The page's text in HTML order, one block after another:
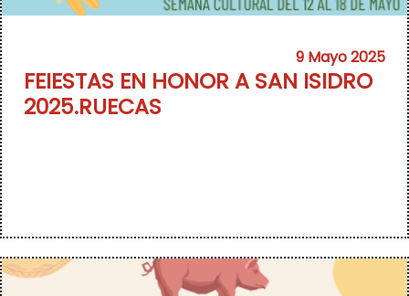
9 Mayo 2025
FEIESTAS EN HONOR A SAN ISIDRO
2025.RUECAS